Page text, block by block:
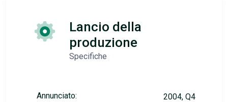
Lancio della
produzione
Specifiche
Annunciato: 2004, Q4